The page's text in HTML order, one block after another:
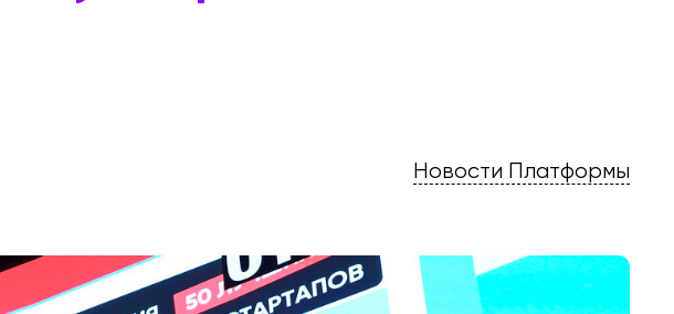
Новости Платформы